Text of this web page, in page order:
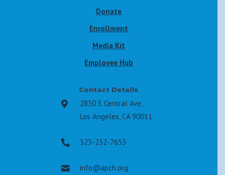
Donate
Enrollment
Media Kit
Employee Hub
Contact Details

2830 S Central Ave,
Los Angeles, CA 90011
 323-232-7653
 info@apch.org